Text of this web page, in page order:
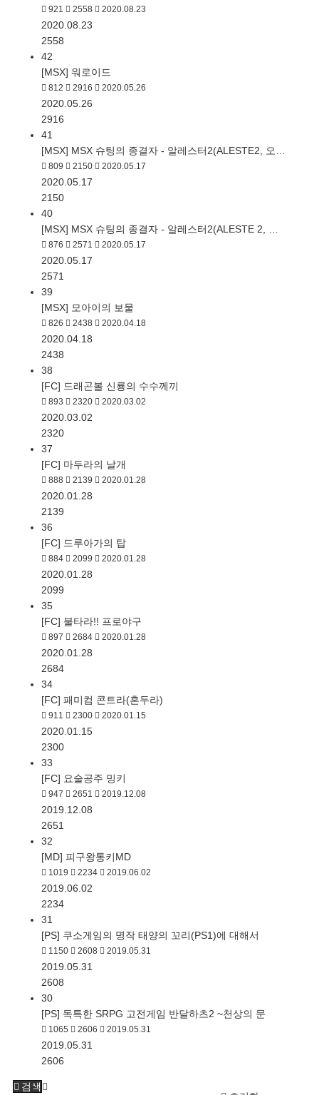
921 2558 2020.08.23
2020.08.23
2558
42
[MSX] 워로이드
812 2916 2020.05.26
2020.05.26
2916
41
[MSX] MSX 슈팅의 종결자 - 알레스터2(ALESTE2, 오…
809 2150 2020.05.17
2020.05.17
2150
40
[MSX] MSX 슈팅의 종결자 - 알레스터2(ALESTE 2, …
876 2571 2020.05.17
2020.05.17
2571
39
[MSX] 모아이의 보물
826 2438 2020.04.18
2020.04.18
2438
38
[FC] 드래곤볼 신룡의 수수께끼
893 2320 2020.03.02
2020.03.02
2320
37
[FC] 마두라의 날개
888 2139 2020.01.28
2020.01.28
2139
36
[FC] 드루아가의 탑
884 2099 2020.01.28
2020.01.28
2099
35
[FC] 불타라!! 프로야구
897 2684 2020.01.28
2020.01.28
2684
34
[FC] 패미컴 콘트라(혼두라)
911 2300 2020.01.15
2020.01.15
2300
33
[FC] 요술공주 밍키
947 2651 2019.12.08
2019.12.08
2651
32
[MD] 피구왕통키MD
1019 2234 2019.06.02
2019.06.02
2234
31
[PS] 쿠소게임의 명작 태양의 꼬리(PS1)에 대해서
1150 2608 2019.05.31
2019.05.31
2608
30
[PS] 독특한 SRPG 고전게임 반달하츠2 ~천상의 문
1065 2606 2019.05.31
2019.05.31
2606
검색